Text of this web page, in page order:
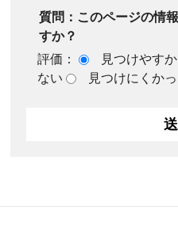
質問：このページの情
すか？
評価：
見つけやす
ない
見つけにくか